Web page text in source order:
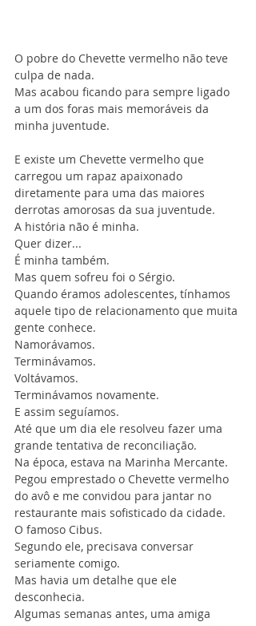
O pobre do Chevette vermelho não teve
culpa de nada.
Mas acabou ficando para sempre ligado
a um dos foras mais memoráveis da
minha juventude.
E existe um Chevette vermelho que
carregou um rapaz apaixonado
diretamente para uma das maiores
derrotas amorosas da sua juventude.
A história não é minha.
Quer dizer...
É minha também.
Mas quem sofreu foi o Sérgio.
Quando éramos adolescentes, tínhamos
aquele tipo de relacionamento que muita
gente conhece.
Namorávamos.
Terminávamos.
Voltávamos.
Terminávamos novamente.
E assim seguíamos.
Até que um dia ele resolveu fazer uma
grande tentativa de reconciliação.
Na época, estava na Marinha Mercante.
Pegou emprestado o Chevette vermelho
do avô e me convidou para jantar no
restaurante mais sofisticado da cidade.
O famoso Cibus.
Segundo ele, precisava conversar
seriamente comigo.
Mas havia um detalhe que ele
desconhecia.
Algumas semanas antes, uma amiga